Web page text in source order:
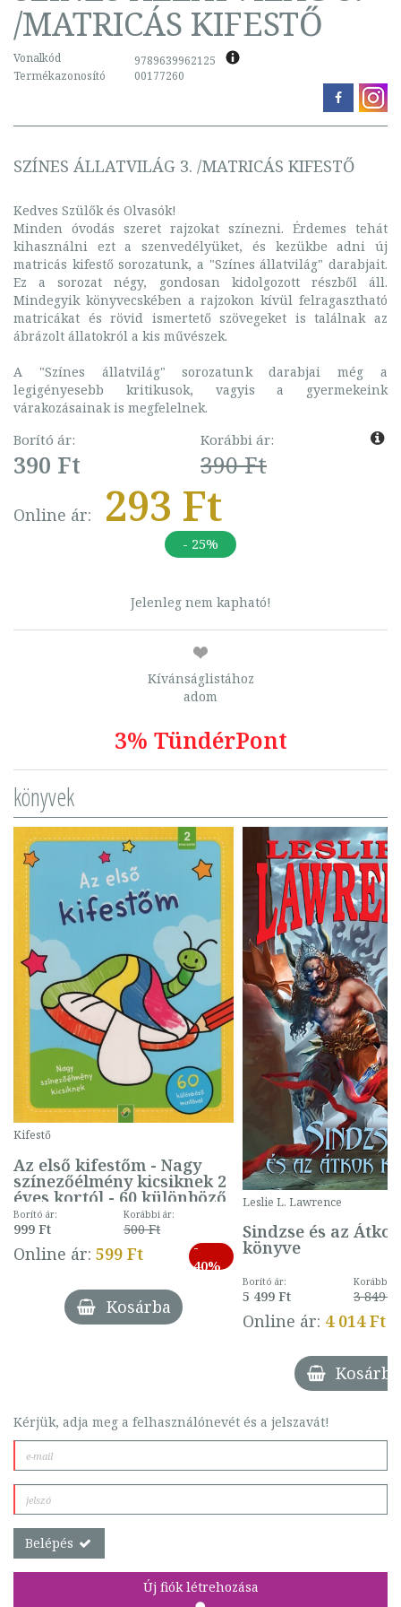
/MATRICÁS KIFESTŐ
Vonalkód
9789639962125
Termékazonosító
00177260
SZÍNES ÁLLATVILÁG 3. /MATRICÁS KIFESTŐ
Kedves Szülők és Olvasók!
Minden óvodás szeret rajzokat színezni. Érdemes tehát
kihasználni ezt a szenvedélyüket, és kezükbe adni új
matricás kifestő sorozatunk, a "Színes állatvilág" darabjait.
Ez a sorozat négy, gondosan kidolgozott részből áll.
Mindegyik könyvecskében a rajzokon kívül felragasztható
matricákat és rövid ismertető szövegeket is találnak az
ábrázolt állatokról a kis művészek.
A "Színes állatvilág" sorozatunk darabjai még a
legigényesebb kritikusok, vagyis a gyermekeink
várakozásainak is megfelelnek.
Borító ár:
390 Ft
Korábbi ár:
390 Ft
Online ár: 293 Ft
- 25%
Jelenleg nem kapható!
Kívánságlistához
adom
3% TündérPont
könyvek
Kifestő
Az első kifestőm - Nagy
színezőélmény kicsiknek 2
éves kortól - 60 különböző
mintával (gombás)
Borító ár:
999 Ft
Korábbi ár:
500 Ft
Online ár: 599 Ft
-
40%
Kosárba
Leslie L. Lawrence
Sindzse és az Átkok
könyve
Borító ár:
5 499 Ft
Korábbi
3 849 Ft
Online ár: 4 014 Ft
Kosárba
Kérjük, adja meg a felhasználónevét és a jelszavát!
Belépés
Új fiók létrehozása